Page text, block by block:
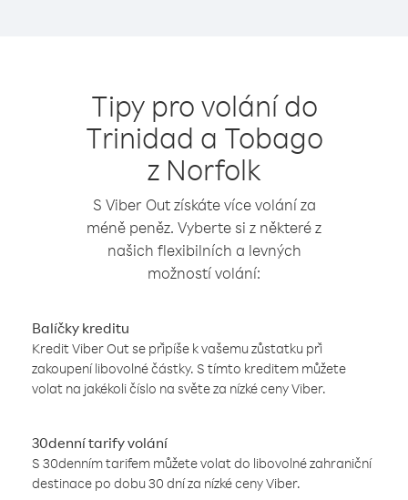
Tipy pro volání do
Trinidad a Tobago
z Norfolk
S Viber Out získáte více volání za
méně peněz. Vyberte si z některé z
našich flexibilních a levných
možností volání:
Balíčky kreditu
Kredit Viber Out se připíše k vašemu zůstatku při
zakoupení libovolné částky. S tímto kreditem můžete
volat na jakékoli číslo na světe za nízké ceny Viber.
30denní tarify volání
S 30denním tarifem můžete volat do libovolné zahraniční
destinace po dobu 30 dní za nízké ceny Viber.